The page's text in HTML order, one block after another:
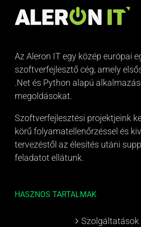
Az Aleron IT egy közép európai
szoftverfejlesztő cég, amely
.Net és Python alapú
megoldásokat.
Szoftverfejlesztési projektjeink
körű folyamatellenőrzéssel és
tervezéstől az élesítés utáni
feladatot ellátunk.
HASZNOS TARTALMAK
Szolgáltatások